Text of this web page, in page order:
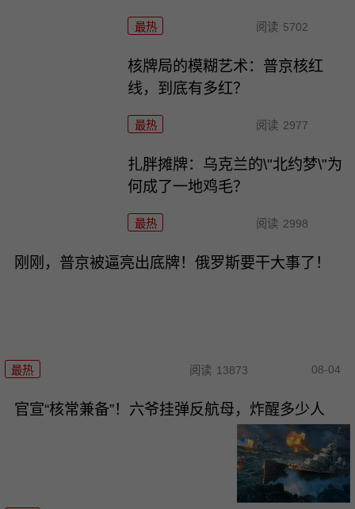
最热 阅读 5702
核牌局的模糊艺术：普京核红
线，到底有多红？
最热 阅读 2977
扎胖摊牌：乌克兰的\"北约梦\"为
何成了一地鸡毛？
最热 阅读 2998
刚刚，普京被逼亮出底牌！俄罗斯要干大事了！
最热 阅读 13873 08-04
官宣“核常兼备”！六爷挂弹反航母，炸醒多少人